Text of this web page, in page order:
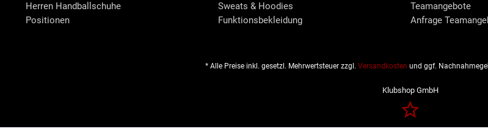
Herren Handballschuhe
Positionen
Sweats & Hoodies
Funktionsbekleidung
Teamangebote
Anfrage
* Alle Preise inkl. gesetzl. Mehrwertsteuer zzgl. Versandkosten und ggf.
Klubshop GmbH